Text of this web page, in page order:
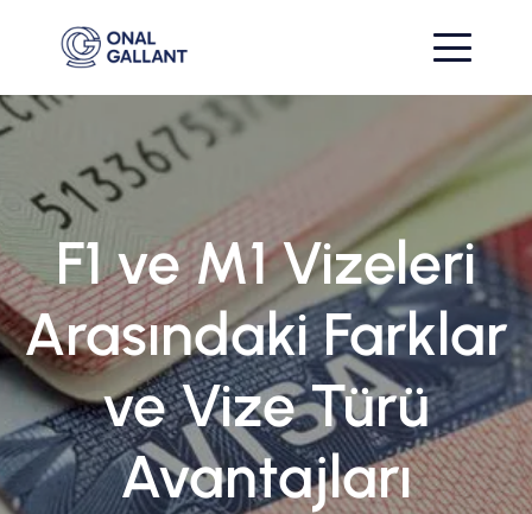
F1 ve M1 Vizeleri
Arasındaki Farklar
ve Vize Türü
Avantajları